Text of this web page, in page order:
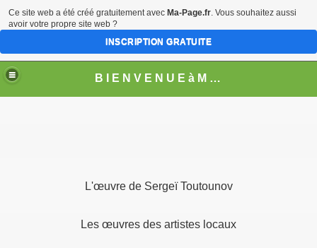
B I E N V E N U E à M O N T H U R E L
L'œuvre de Sergeï Toutounov
Les œuvres des artistes locaux
Ce site web a été créé gratuitement avec Ma-Page.fr. Vous souhaitez aussi
avoir votre propre site web ?
INSCRIPTION GRATUITE